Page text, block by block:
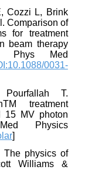
Cozzi L, Brink
Comparison of
for treatment
beam therapy
Phys Med
0031-
T.
treatment
15 MV photon
Physics
The physics of
Williams &